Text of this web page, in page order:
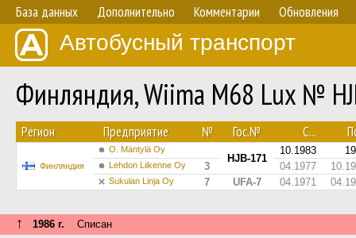
База данных Дополнительно Комментарии Обновления
Автобусный транспорт
Финляндия, Wiima M68 Lux №
Регион Предприятие № Гос.№ С...
Финляндия
O. Mäntylä Oy
HJB-171
10.1983
Lehdon Liikenne Oy 3 04.1977
Sukulan Linja Oy 7 UFA-7 04.1971
↑ 1986 г. Списан